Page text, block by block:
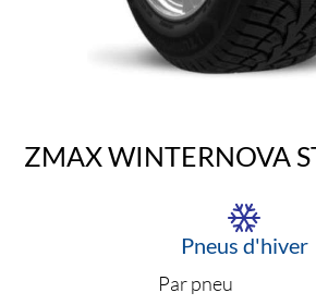
ZMAX WINTERNOVA
Pneus d'hiver
Par pneu